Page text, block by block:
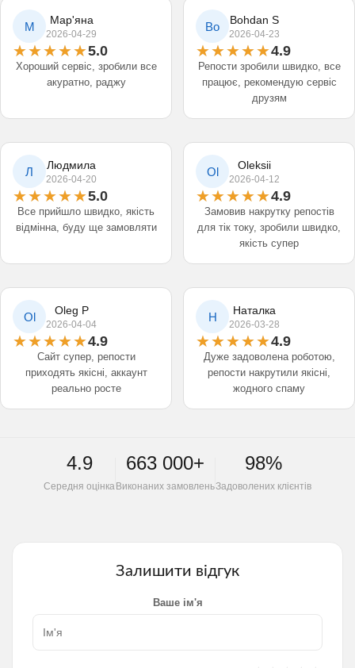
М Мар'яна
2026-04-29
5.0
Хороший сервіс, зробили все
акуратно, раджу
Bo Bohdan S
2026-04-23
4.9
Репости зробили швидко, все
працює, рекомендую сервіс
друзям
Л Людмила
2026-04-20
5.0
Все прийшло швидко, якість
відмінна, буду ще замовляти
Ol Oleksii
2026-04-12
4.9
Замовив накрутку репостів
для тік току, зробили швидко,
якість супер
Ol Oleg P
2026-04-04
4.9
Сайт супер, репости
приходять якісні, аккаунт
реально росте
Н Наталка
2026-03-28
4.9
Дуже задоволена роботою,
репости накрутили якісні,
жодного спаму
4.9
Середня оцінка
663 000+
Виконаних замовлень
98%
Задоволених клієнтів
Залишити відгук
Ваше ім'я